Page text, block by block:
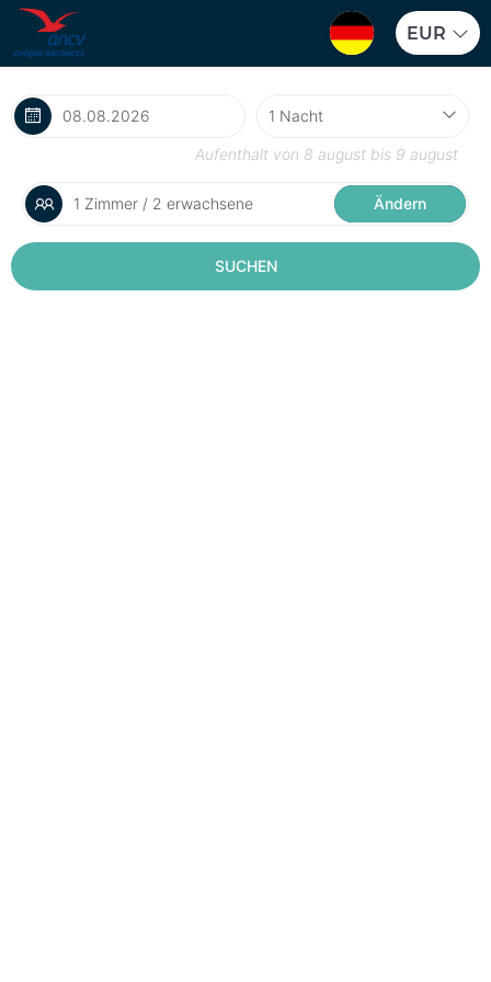
EUR
Aufenthalt von 8 august bis 9 august
1 Zimmer / 2 erwachsene Ändern